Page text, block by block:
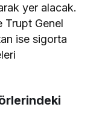
yer alacak.
Trupt Genel
ise sigorta